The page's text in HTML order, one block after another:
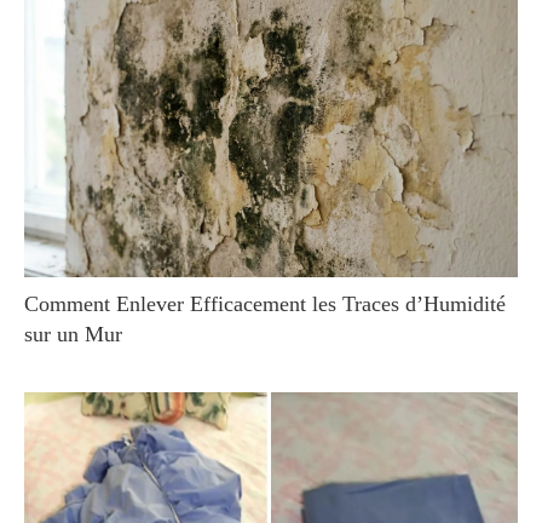
Comment Enlever Efficacement les Traces d’Humidité
sur un Mur